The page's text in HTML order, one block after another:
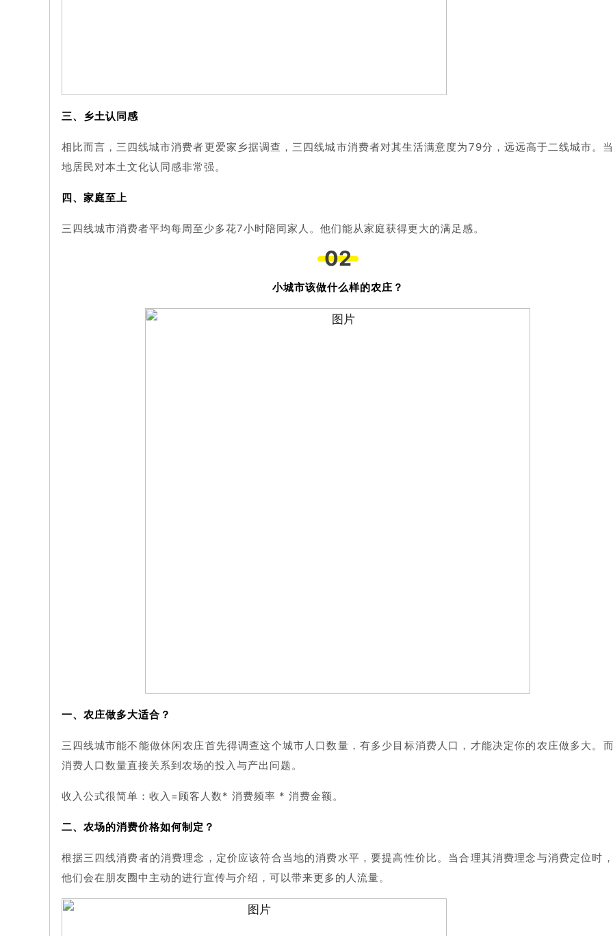
三、乡土认同感
相比而言，三四线城市消费者更爱家乡据调查，三四线城市消费者对其生活满意度为79分，远远高于二线城市。
地居民对本土文化认同感非常强。
四、家庭至上
三四线城市消费者平均每周至少多花7小时陪同家人。他们能从家庭获得更大的满足感。
02
小城市该做什么样的农庄？
一、农庄做多大适合？
三四线城市能不能做休闲农庄首先得调查这个城市人口数量，有多少目标消费人口，才能决定你的农庄做多大。
消费人口数量直接关系到农场的投入与产出问题。
收入公式很简单：收入=顾客人数* 消费频率 * 消费金额。
二、农场的消费价格如何制定？
根据三四线消费者的消费理念，定价应该符合当地的消费水平，要提高性价比。当合理其消费理念与消费定位时
他们会在朋友圈中主动的进行宣传与介绍，可以带来更多的人流量。